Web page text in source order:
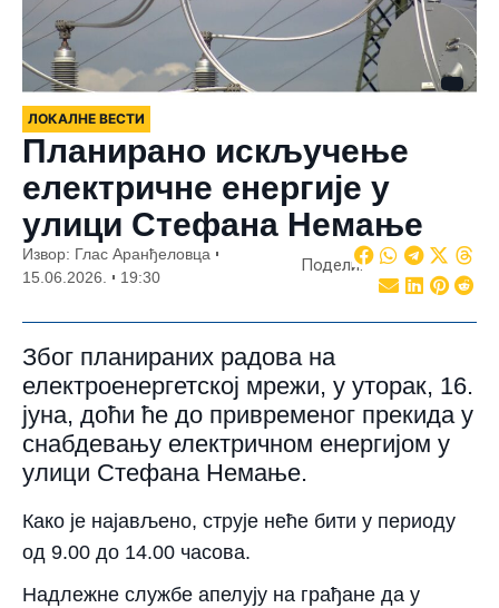
ЛОКАЛНЕ ВЕСТИ
Планирано искључење
електричне енергије у
улици Стефана Немање
Извор: Глас Аранђеловца
15.06.2026.
19:30
Подели:
Због планираних радова на
електроенергетској мрежи, у уторак, 16.
јуна, доћи ће до привременог прекида у
снабдевању електричном енергијом у
улици Стефана Немање.
Како је најављено, струје неће бити у периоду
од 9.00 до 14.00 часова.
Надлежне службе апелују на грађане да у